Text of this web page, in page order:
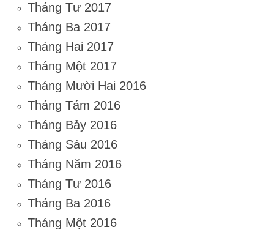
Tháng Tư 2017
Tháng Ba 2017
Tháng Hai 2017
Tháng Một 2017
Tháng Mười Hai 2016
Tháng Tám 2016
Tháng Bảy 2016
Tháng Sáu 2016
Tháng Năm 2016
Tháng Tư 2016
Tháng Ba 2016
Tháng Một 2016